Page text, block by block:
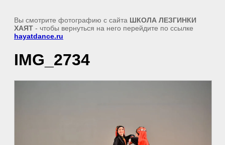
Вы смотрите фотографию с сайта ШКОЛА ЛЕЗГИНКИ
ХАЯТ - чтобы вернуться на него перейдите по ссылке
hayatdance.ru
IMG_2734